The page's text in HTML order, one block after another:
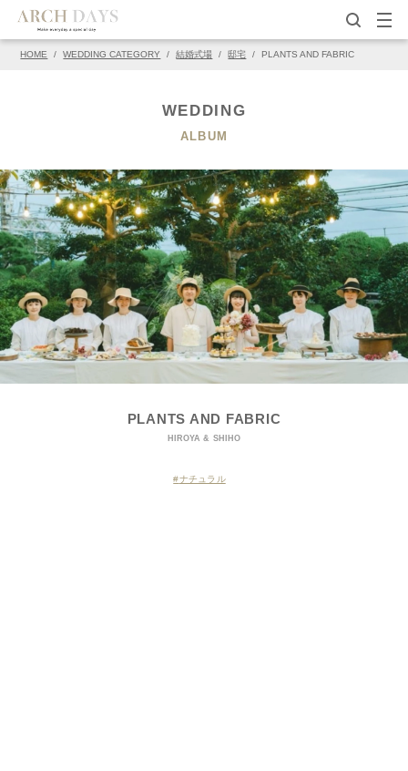
HOME / WEDDING CATEGORY / 結婚式場 / 邸宅 / PLANTS AND FABRIC
WEDDING
ALBUM
PLANTS AND FABRIC
HIROYA & SHIHO
ナチュラル
▽この写真の元ページ